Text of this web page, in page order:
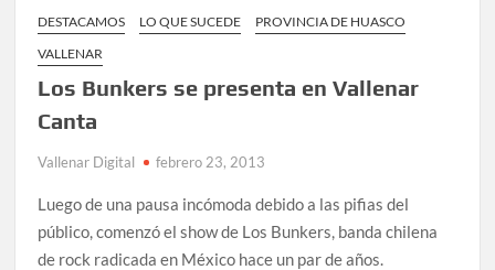
DESTACAMOS LO QUE SUCEDE
PROVINCIA DE HUASCO
VALLENAR
Los Bunkers se presenta en Vallenar
Canta
Vallenar Digital febrero 23, 2013
Luego de una pausa incómoda debido a las pifias del
público, comenzó el show de Los Bunkers, banda chilena
de rock radicada en México hace un par de años.